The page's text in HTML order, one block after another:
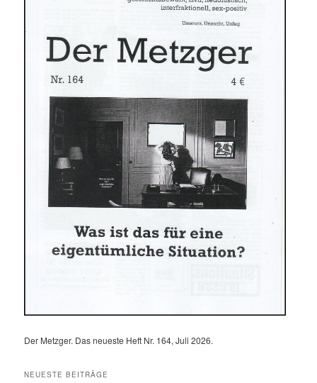
Der Metzger. Das neueste Heft Nr. 164, Juli 2026.
NEUESTE BEITRÄGE